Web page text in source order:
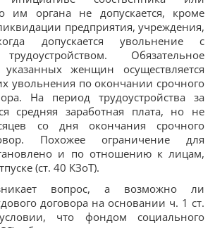
им органа не допускается, кроме
предприятия, учреждения,
допускается увольнение с
Обязательное
указанных женщин осуществляется
увольнения по окончании срочного
На период трудоустройства за
средняя заработная плата, но не
со дня окончания срочного
Похожее ограничение для
и по отношению к лицам,
(ст. 40 КЗоТ).
вопрос, а возможно ли
договора на основании ч. 1 ст.
что фондом социального